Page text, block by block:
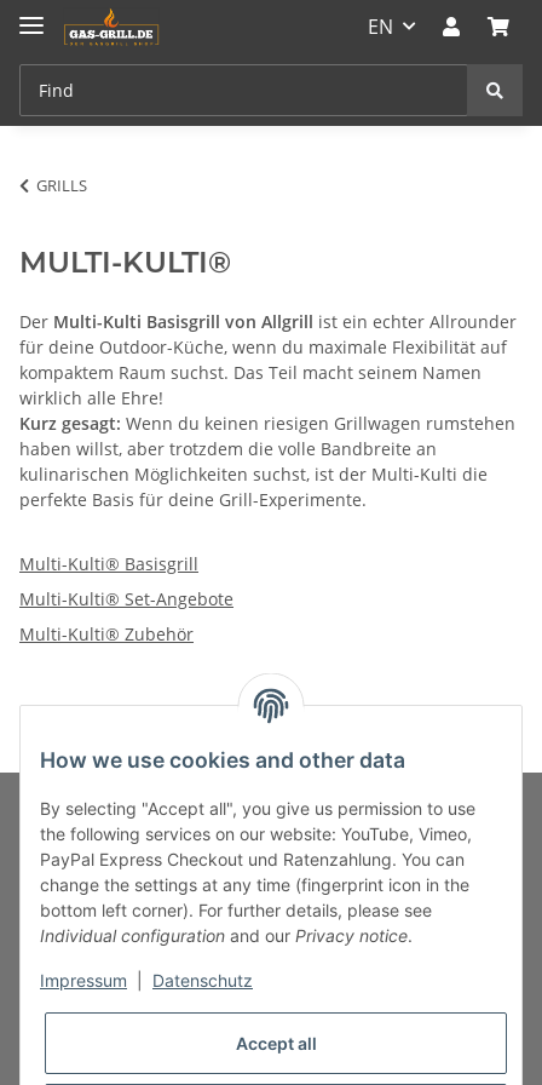
EN
GRILLS
MULTI-KULTI®
Der Multi-Kulti Basisgrill von Allgrill ist ein echter Allrounder
für deine Outdoor-Küche, wenn du maximale Flexibilität auf
kompaktem Raum suchst. Das Teil macht seinem Namen
wirklich alle Ehre!
Kurz gesagt: Wenn du keinen riesigen Grillwagen rumstehen
haben willst, aber trotzdem die volle Bandbreite an
kulinarischen Möglichkeiten suchst, ist der Multi-Kulti die
perfekte Basis für deine Grill-Experimente.
Multi-Kulti® Basisgrill
Multi-Kulti® Set-Angebote
Multi-Kulti® Zubehör
Fuss-Zahlung-Versand-Kontakt
Fuss-Informationen
Legal
How we use cookies and other data
By selecting "Accept all", you give us permission to use
the following services on our website: YouTube, Vimeo,
PayPal Express Checkout und Ratenzahlung. You can
change the settings at any time (fingerprint icon in the
bottom left corner). For further details, please see
Individual configuration and our Privacy notice.
Impressum Datenschutz
Accept all